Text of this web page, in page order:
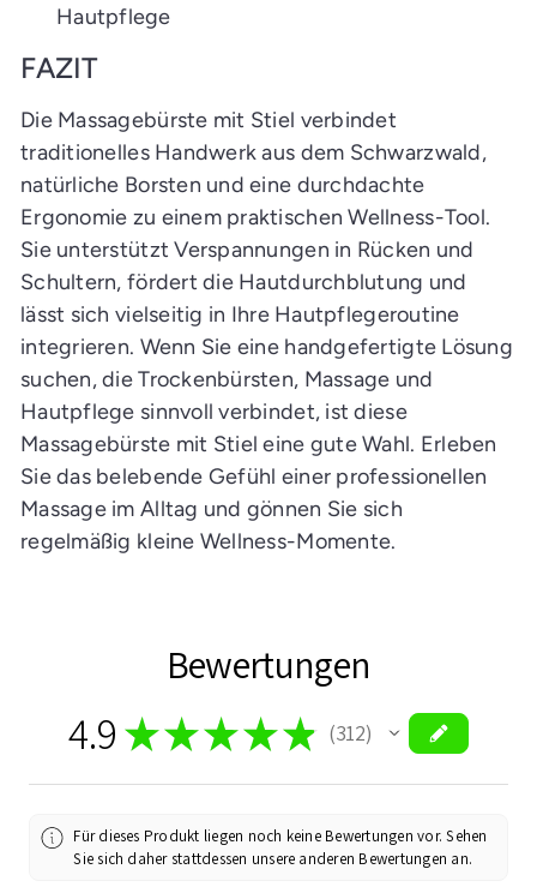
Hautpflege
FAZIT
Die Massagebürste mit Stiel verbindet
traditionelles Handwerk aus dem Schwarzwald,
natürliche Borsten und eine durchdachte
Ergonomie zu einem praktischen Wellness-Tool.
Sie unterstützt Verspannungen in Rücken und
Schultern, fördert die Hautdurchblutung und
lässt sich vielseitig in Ihre Hautpflegeroutine
integrieren. Wenn Sie eine handgefertigte Lösung
suchen, die Trockenbürsten, Massage und
Hautpflege sinnvoll verbindet, ist diese
Massagebürste mit Stiel eine gute Wahl. Erleben
Sie das belebende Gefühl einer professionellen
Massage im Alltag und gönnen Sie sich
regelmäßig kleine Wellness-Momente.
Bewertungen
4.9 ★★★★★ 312
312
Für dieses Produkt liegen noch keine Bewertungen vor. Sehen
Sie sich daher stattdessen unsere anderen Bewertungen an.